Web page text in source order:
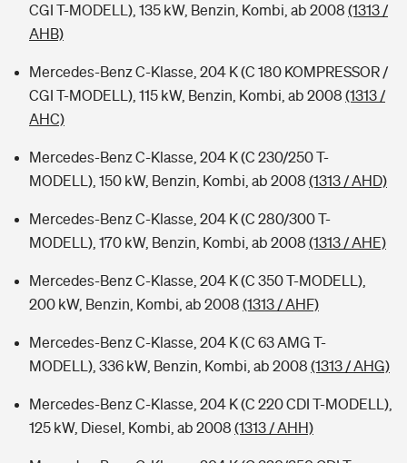
CGI T-MODELL), 135 kW, Benzin, Kombi, ab 2008 (1313 /
AHB)
Mercedes-Benz C-Klasse, 204 K (C 180 KOMPRESSOR /
CGI T-MODELL), 115 kW, Benzin, Kombi, ab 2008 (1313 /
AHC)
Mercedes-Benz C-Klasse, 204 K (C 230/250 T-
MODELL), 150 kW, Benzin, Kombi, ab 2008 (1313 / AHD)
Mercedes-Benz C-Klasse, 204 K (C 280/300 T-
MODELL), 170 kW, Benzin, Kombi, ab 2008 (1313 / AHE)
Mercedes-Benz C-Klasse, 204 K (C 350 T-MODELL),
200 kW, Benzin, Kombi, ab 2008 (1313 / AHF)
Mercedes-Benz C-Klasse, 204 K (C 63 AMG T-
MODELL), 336 kW, Benzin, Kombi, ab 2008 (1313 / AHG)
Mercedes-Benz C-Klasse, 204 K (C 220 CDI T-MODELL),
125 kW, Diesel, Kombi, ab 2008 (1313 / AHH)